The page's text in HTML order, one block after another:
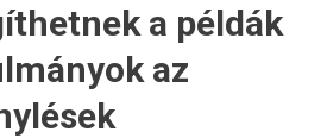
a példák
az